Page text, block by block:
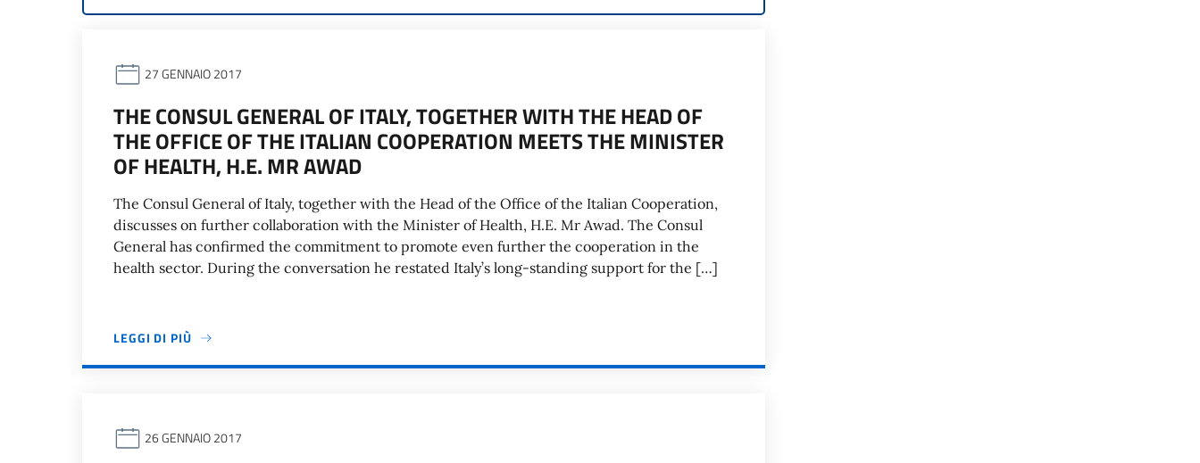
27 GENNAIO 2017
THE CONSUL GENERAL OF ITALY, TOGETHER WITH THE HEAD OF
THE OFFICE OF THE ITALIAN COOPERATION MEETS THE MINISTER
OF HEALTH, H.E. MR AWAD
The Consul General of Italy, together with the Head of the Office of the Italian Cooperation,
discusses on further collaboration with the Minister of Health, H.E. Mr Awad. The Consul
General has confirmed the commitment to promote even further the cooperation in the
health sector. During the conversation he restated Italy’s long-standing support for the […]
LEGGI DI PIÙ
26 GENNAIO 2017